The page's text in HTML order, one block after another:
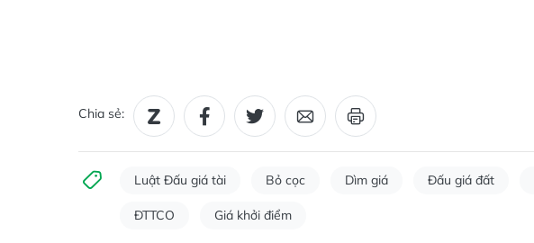
Chia sẻ:
Luật Đấu giá tài Bỏ cọc Dìm giá Đấu giá đất
ĐTTCO Giá khởi điểm